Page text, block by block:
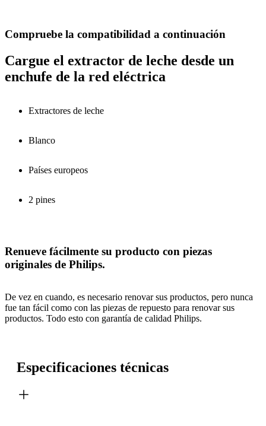
Compruebe la compatibilidad a continuación
Cargue el extractor de leche desde un
enchufe de la red eléctrica
Extractores de leche
Blanco
Países europeos
2 pines
Renueve fácilmente su producto con piezas
originales de Philips.
De vez en cuando, es necesario renovar sus productos, pero nunca
fue tan fácil como con las piezas de repuesto para renovar sus
productos. Todo esto con garantía de calidad Philips.
Especificaciones técnicas